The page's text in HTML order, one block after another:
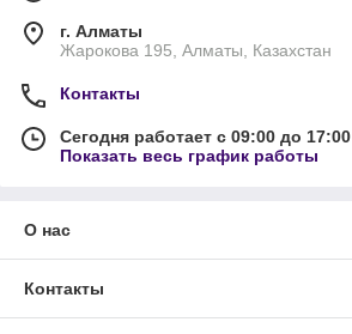
г. Алматы
Жарокова 195, Алматы, Казахстан
Контакты
Сегодня работает с 09:00 до 17:00
Показать весь график работы
О нас
Контакты